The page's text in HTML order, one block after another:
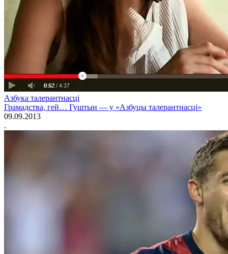
Азбука талерантнасці
Грамадства, гей… Гуштын — у «Азбуцы талерантнасці»
09.09.2013
.